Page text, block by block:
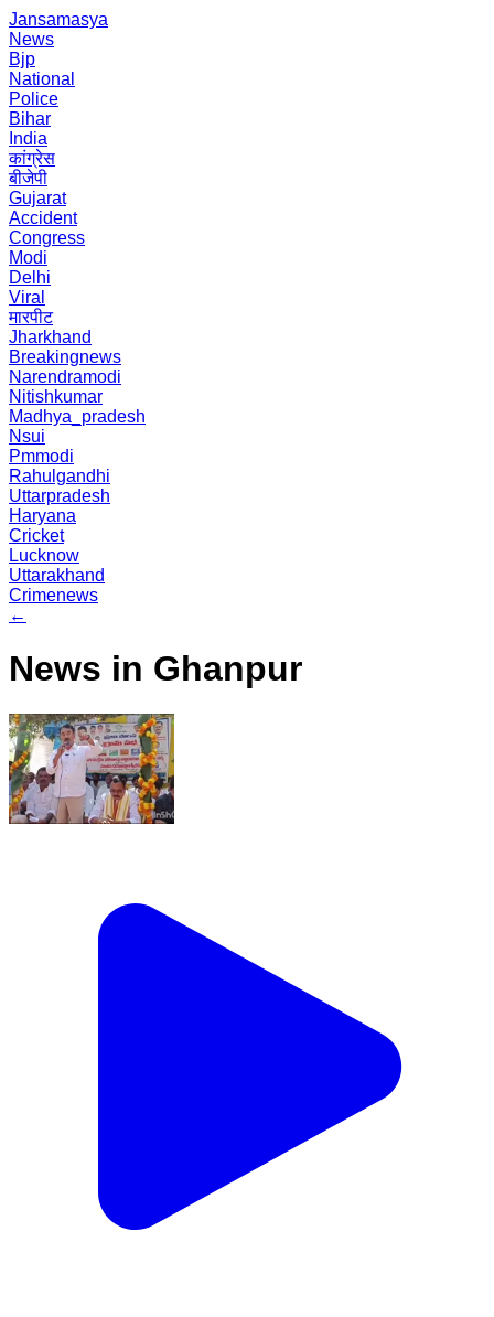
Jansamasya
News
Bjp
National
Police
Bihar
India
कांग्रेस
बीजेपी
Gujarat
Accident
Congress
Modi
Delhi
Viral
मारपीट
Jharkhand
Breakingnews
Narendramodi
Nitishkumar
Madhya_pradesh
Nsui
Pmmodi
Rahulgandhi
Uttarpradesh
Haryana
Cricket
Lucknow
Uttarakhand
Crimenews
←
News in Ghanpur